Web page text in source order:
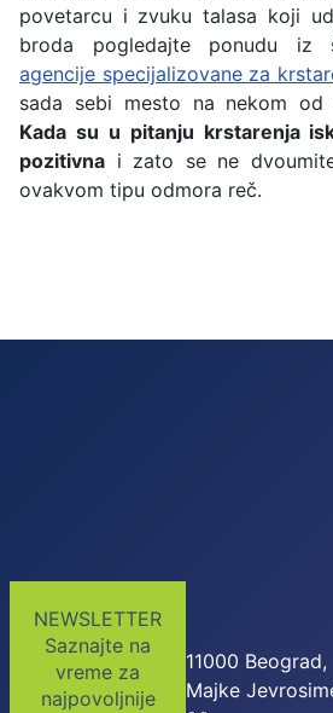
povetarcu i zvuku talasa koji
broda pogledajte ponudu iz
agencije specijalizovane za
sada sebi mesto na nekom od
Kada su u pitanju krstarenja
pozitivna i zato se ne
ovakvom tipu odmora reč.
NEWSLETTER
Saznajte na
vreme za
najpovoljnije
11000 Beograd,
Majke